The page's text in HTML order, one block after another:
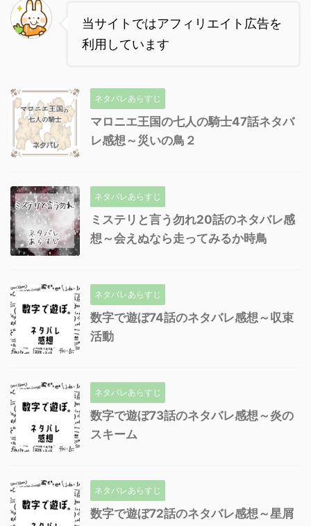
当サイトではアフィリエイト広告を
利用しています
ネタバレあらすじ
マロニエ王国の七人の騎士47話ネタバ
レ感想～災いの鳥２
ネタバレあらすじ
ミステリと言う勿れ20話のネタバレ感
想～会えぬなら走ってみるか時鳥
ネタバレあらすじ
数字で遊ぼ74話のネタバレ感想～収束
活動
ネタバレあらすじ
数字で遊ぼ73話のネタバレ感想～炎の
スキーム
ネタバレあらすじ
数字で遊ぼ72話のネタバレ感想～星屑